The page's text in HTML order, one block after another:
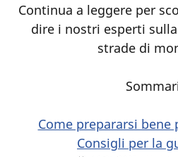
Continua a leggere per
dire i nostri esperti
strade di
Come prepararsi
Consigli per la